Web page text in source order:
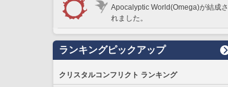
Apocalyptic World(Omega)が結成さ
れました。
ランキングピックアップ
クリスタルコンフリクト ランキング